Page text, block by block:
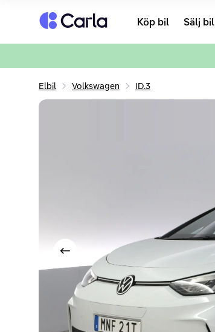
Tillbaka till startsidan Köp bil Sälj bil
Elbil Volkswagen ID.3
Visa föregående bild